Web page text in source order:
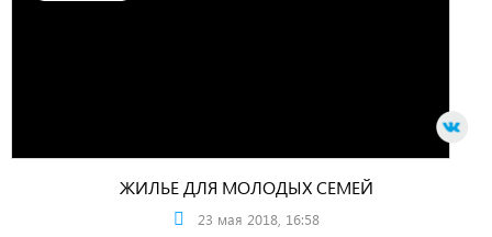
ЖИЛЬЕ ДЛЯ МОЛОДЫХ СЕМЕЙ
23 мая 2018, 16:58